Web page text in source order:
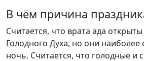
В чём причина
Считается, что врата ада
Голодного Духа, но они наиболее
ночь. Считается, что голодные и